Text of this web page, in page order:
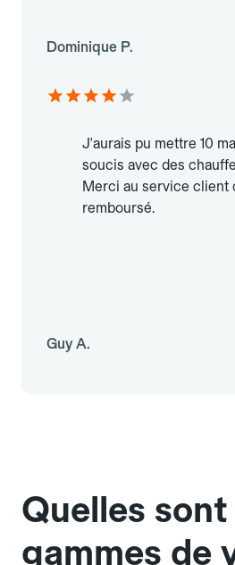
Dominique P.
J'aurais pu mettre 10
soucis avec des
Merci au service client
remboursé.
Guy A.
Quelles sont
gammes de